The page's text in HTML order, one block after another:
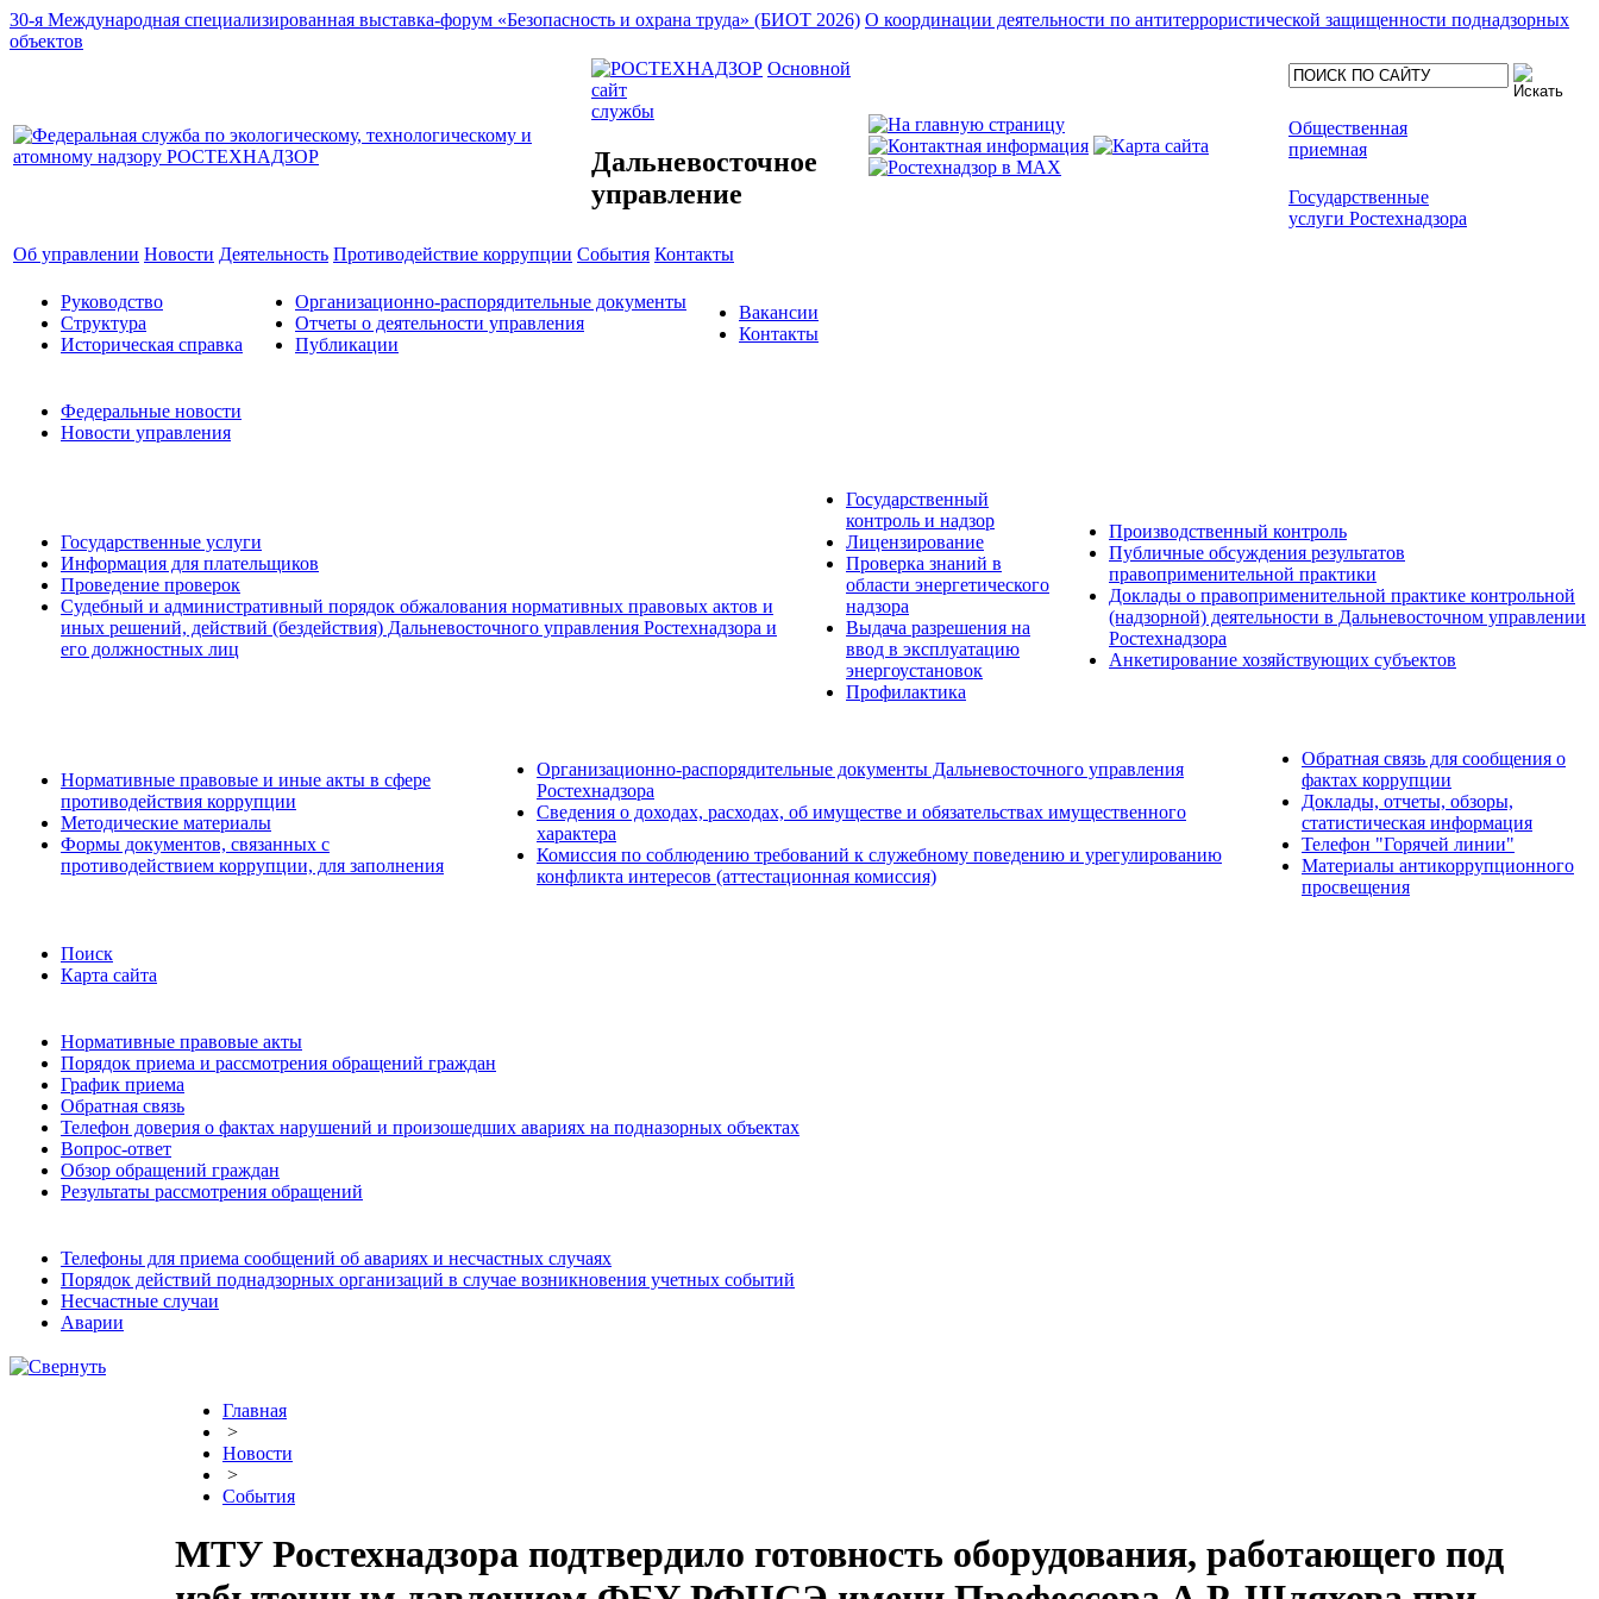
30-я Международная специализированная выставка-форум «Безопасность и охрана труда» (БИОТ 2026) О координации деятельности по антитеррористической защищенности поднадзорных
объектов
Основной
сайт
службы
Дальневосточное
управление
Общественная
приемная
Государственные
услуги Ростехнадзора
Об управлении Новости Деятельность Противодействие коррупции События Контакты
Руководство
Структура
Историческая справка
Организационно-распорядительные документы
Отчеты о деятельности управления
Публикации
Вакансии
Контакты
Федеральные новости
Новости управления
Государственные услуги
Информация для плательщиков
Проведение проверок
Судебный и административный порядок обжалования нормативных правовых актов и
иных решений, действий (бездействия) Дальневосточного управления Ростехнадзора и
его должностных лиц
Государственный
контроль и надзор
Лицензирование
Проверка знаний в
области энергетического
надзора
Выдача разрешения на
ввод в эксплуатацию
энергоустановок
Профилактика
Производственный контроль
Публичные обсуждения результатов
правоприменительной практики
Доклады о правоприменительной практике контрольной
(надзорной) деятельности в Дальневосточном управлении
Ростехнадзора
Анкетирование хозяйствующих субъектов
Нормативные правовые и иные акты в сфере
противодействия коррупции
Методические материалы
Формы документов, связанных с
противодействием коррупции, для заполнения
Организационно-распорядительные документы Дальневосточного управления
Ростехнадзора
Сведения о доходах, расходах, об имуществе и обязательствах имущественного
характера
Комиссия по соблюдению требований к служебному поведению и урегулированию
конфликта интересов (аттестационная комиссия)
Обратная связь для сообщения о
фактах коррупции
Доклады, отчеты, обзоры,
статистическая информация
Телефон "Горячей линии"
Материалы антикоррупционного
просвещения
Поиск
Карта сайта
Нормативные правовые акты
Порядок приема и рассмотрения обращений граждан
График приема
Обратная связь
Телефон доверия о фактах нарушений и произошедших авариях на подназорных объектах
Вопрос-ответ
Обзор обращений граждан
Результаты рассмотрения обращений
Телефоны для приема сообщений об авариях и несчастных случаях
Порядок действий поднадзорных организаций в случае возникновения учетных событий
Несчастные случаи
Аварии
Главная
>
Новости
>
События
МТУ Ростехнадзора подтвердило готовность оборудования, работающего под